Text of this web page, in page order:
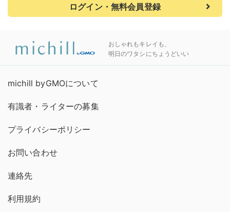
ログイン・無料会員登録
おしゃれもキレイも、
明日のワタシにちょうどいい
michill byGMOについて
有識者・ライターの募集
プライバシーポリシー
お問い合わせ
連絡先
利用規約